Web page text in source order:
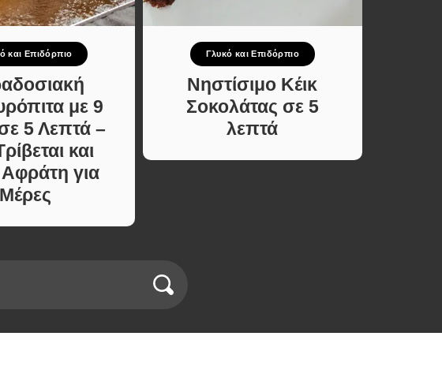
και Επιδόρπιο
με 9
5 Λεπτά –
και
Αφράτη για
Μέρες
Γλυκό και Επιδόρπιο
Νηστίσιμο Κέικ
Σοκολάτας σε 5
λεπτά